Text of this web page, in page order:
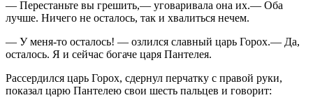
— Перестаньте вы грешить,— уговаривала она их.— Оба
лучше. Ничего не осталось, так и хвалиться нечем.
— У меня-то осталось! — озлился славный царь Горох.— Да,
осталось. Я и сейчас богаче царя Пантелея.
Рассердился царь Горох, сдернул перчатку с правой руки,
показал царю Пантелею свои шесть пальцев и говорит: